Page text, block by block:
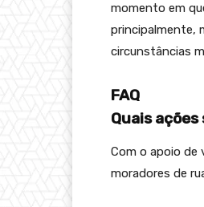
momento em
principalmente,
circunstâncias
FAQ
Quais ações
Com o apoio de
moradores de